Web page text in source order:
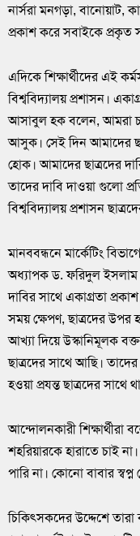
নার্সরা মনগড়া, বানোয়াট,
প্রকাশ করে সবাইকে প্রকৃত
এদিকে শিক্ষার্থীদের এই
বিশ্ববিদ্যালয় প্রশাসন।
আসাবুল হক বলেন, আমরা
আসুক। সেই দিন আমাদের
হোক। আমাদের ছাত্রদের
তাদের দাবি দাওয়া গুলো
বিশ্ববিদ্যালয় প্রশাসন
মানববন্ধনে মার্কেটিং
অধ্যাপক ড. ফরিদুল ইসলাম
দাবির সাথে একাগ্রতা
সময় ক্ষেপণ, ছাত্রদের উপর
আখ্যা দিয়ে উস্কানিমূলক
ছাত্রদের সাথে আছি।
হওয়া প্রযন্ত ছাত্রদের
আন্দোলনকারী
শহরিয়ারকে হারাতে চাই
পারি না। কোনো বাবার স্বপ্ন
চিকিৎসকদের উদ্দেশে